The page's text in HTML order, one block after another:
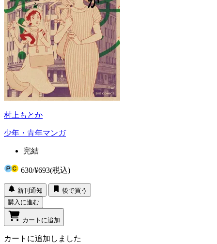
村上もとか
少年・青年マンガ
完結
630/¥693(税込)
新刊通知
後で買う
購入に進む
カートに追加
カートに追加しました